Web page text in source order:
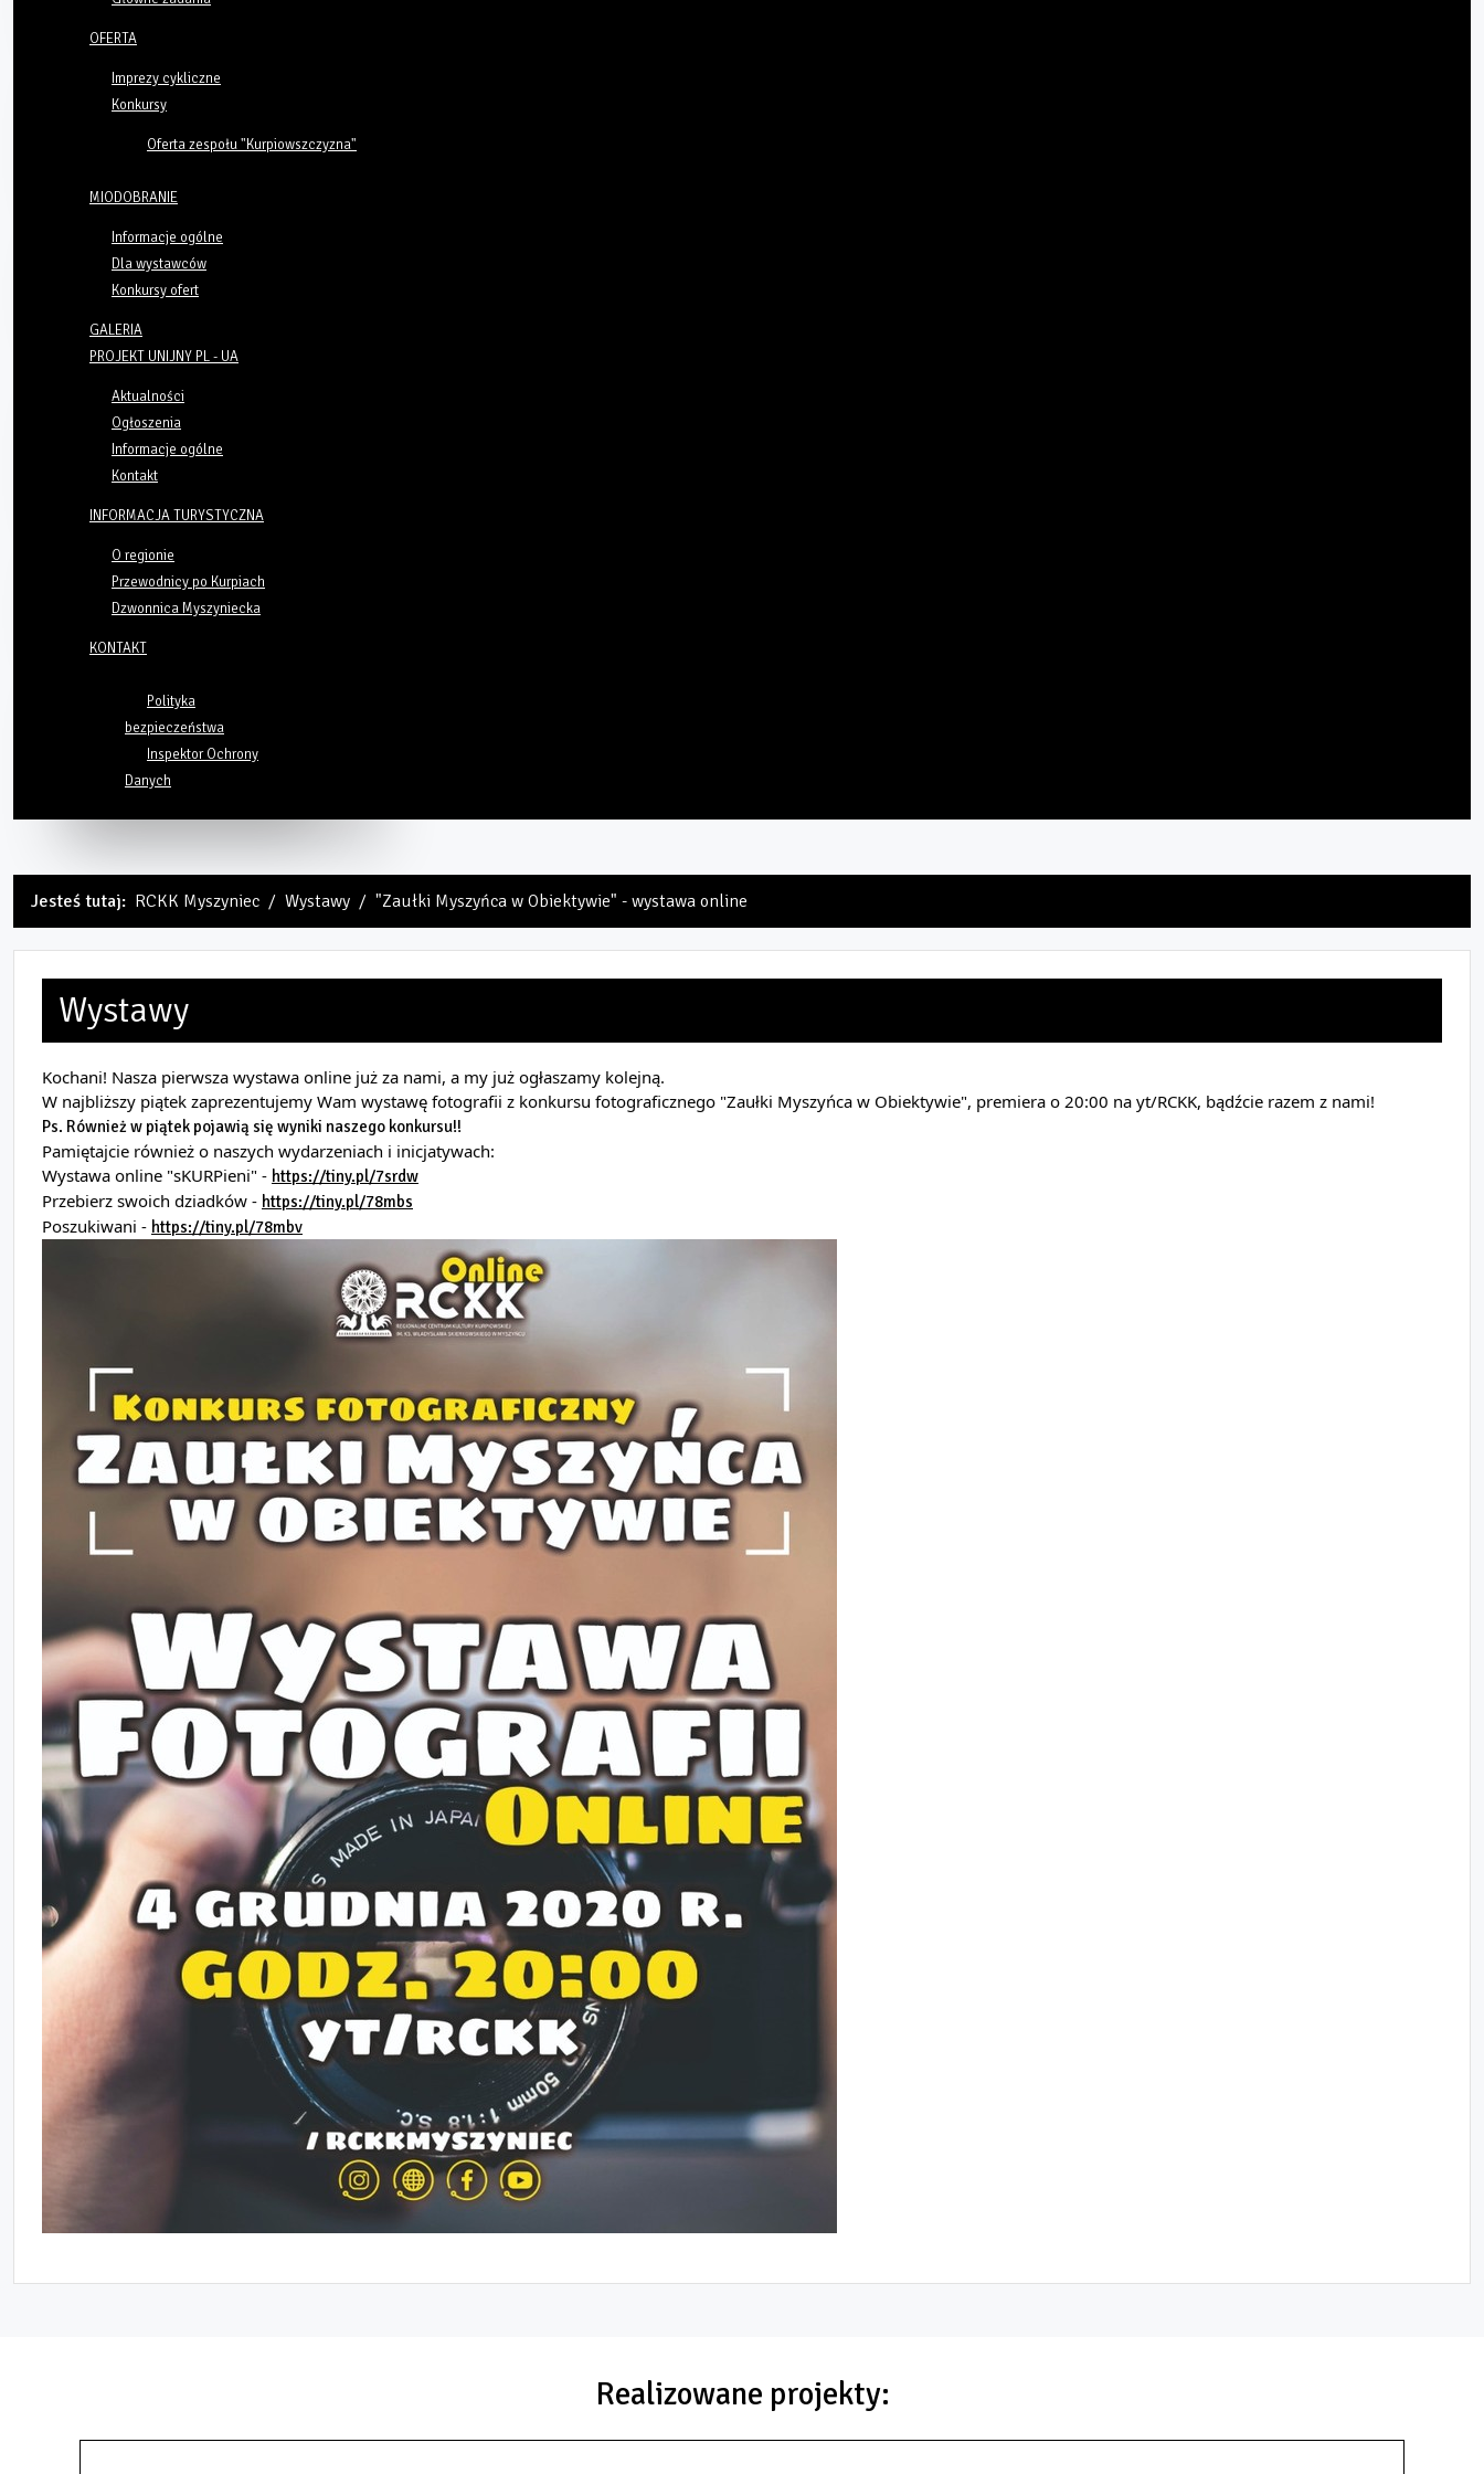
OFERTA
Imprezy cykliczne
Konkursy
Oferta zespołu "Kurpiowszczyzna"
MIODOBRANIE
Informacje ogólne
Dla wystawców
Konkursy ofert
GALERIA
PROJEKT UNIJNY PL - UA
Aktualności
Ogłoszenia
Informacje ogólne
Kontakt
INFORMACJA TURYSTYCZNA
O regionie
Przewodnicy po Kurpiach
Dzwonnica Myszyniecka
KONTAKT
Polityka
bezpieczeństwa
Inspektor Ochrony
Danych
Jesteś tutaj: RCKK Myszyniec Wystawy "Zaułki Myszyńca w Obiektywie" - wystawa online
Wystawy
Kochani! Nasza pierwsza wystawa online już za nami, a my już ogłaszamy kolejną.
W najbliższy piątek zaprezentujemy Wam wystawę fotografii z konkursu fotograficznego "Zaułki Myszyńca w Obiektywie", premiera o 20:00 na yt/RCKK, bądźcie razem z nami!
Ps. Również w piątek pojawią się wyniki naszego konkursu!!
Pamiętajcie również o naszych wydarzeniach i inicjatywach:
Wystawa online "sKURPieni" - https://tiny.pl/7srdw
Przebierz swoich dziadków - https://tiny.pl/78mbs
Poszukiwani - https://tiny.pl/78mbv
Realizowane projekty: